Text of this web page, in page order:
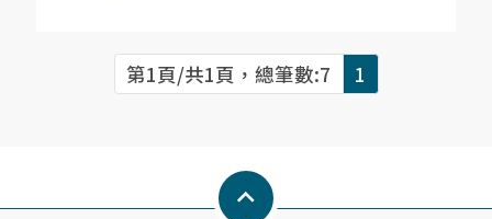
第1頁/共1頁，總筆數:7 1
Keyboard_arrow_up